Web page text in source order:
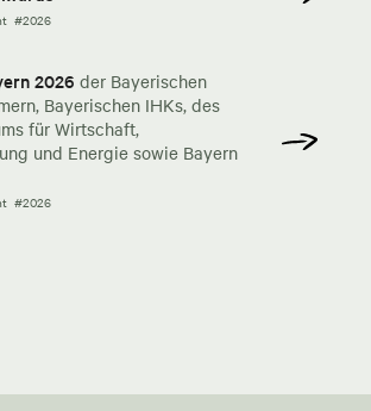
#2026
2026 der Bayerischen
Bayerischen IHKs, des
für Wirtschaft,
und Energie sowie Bayern
#2026